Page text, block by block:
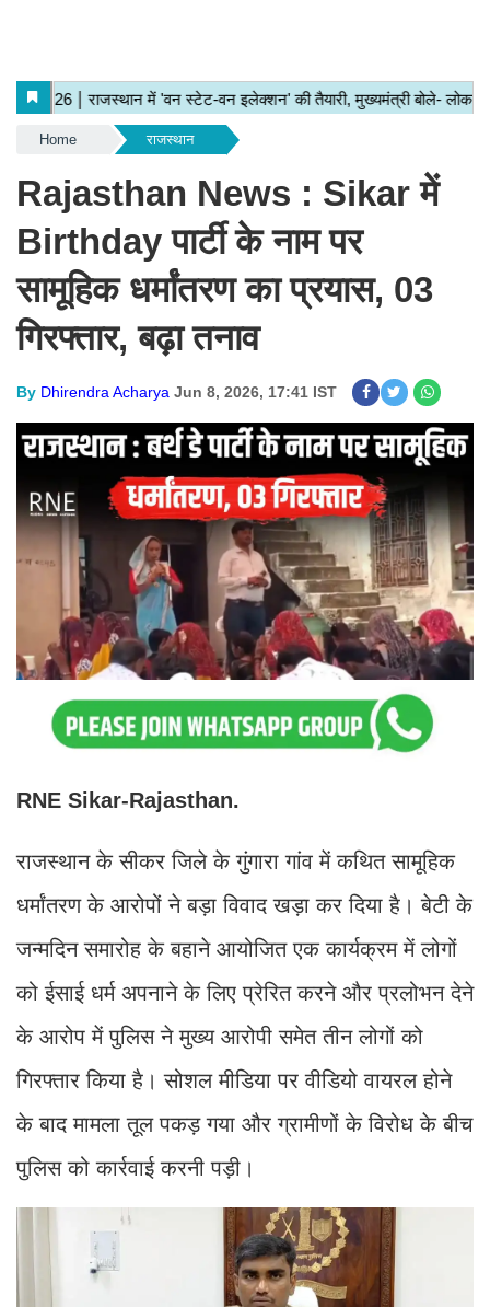
Home राजस्थान
Rajasthan News : Sikar में
Birthday पार्टी के नाम पर
सामूहिक धर्मांतरण का प्रयास, 03
गिरफ्तार, बढ़ा तनाव
By Dhirendra Acharya Jun 8, 2026, 17:41 IST
RNE Sikar-Rajasthan.
राजस्थान के सीकर जिले के गुंगारा गांव में कथित सामूहिक
धर्मांतरण के आरोपों ने बड़ा विवाद खड़ा कर दिया है। बेटी के
जन्मदिन समारोह के बहाने आयोजित एक कार्यक्रम में लोगों
को ईसाई धर्म अपनाने के लिए प्रेरित करने और प्रलोभन देने
के आरोप में पुलिस ने मुख्य आरोपी समेत तीन लोगों को
गिरफ्तार किया है। सोशल मीडिया पर वीडियो वायरल होने
के बाद मामला तूल पकड़ गया और ग्रामीणों के विरोध के बीच
पुलिस को कार्रवाई करनी पड़ी।